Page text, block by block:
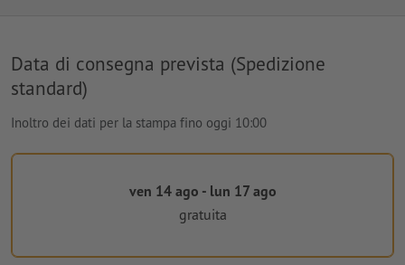
Data di consegna prevista (Spedizione
standard)
Inoltro dei dati per la stampa fino oggi 10:00
ven 14 ago - lun 17 ago
gratuita